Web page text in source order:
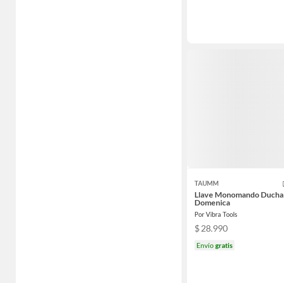
TAUMM
Llave Monomando Ducha
Domenica
Por Vibra Tools
$ 28.990
Envíogratis